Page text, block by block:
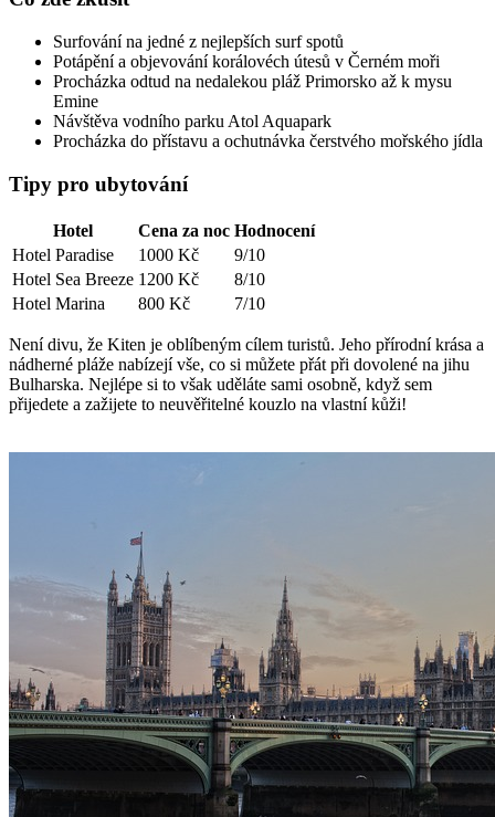
Surfování na jedné z nejlepších surf spotů
Potápění a objevování korálovéch útesů v Černém moři
Procházka odtud na nedalekou pláž Primorsko až k mysu
Emine
Návštěva vodního parku Atol Aquapark
Procházka do přístavu a ochutnávka čerstvého mořského jídla
Tipy pro ubytování
Hotel Cena za noc Hodnocení
Hotel Paradise
1000 Kč
9/10
Hotel Sea Breeze 1200 Kč
8/10
Hotel Marina
800 Kč 7/10
Není divu, že Kiten je oblíbeným cílem turistů. Jeho přírodní krása a
nádherné pláže nabízejí vše, co si můžete přát při dovolené na jihu
Bulharska. Nejlépe si to však uděláte sami osobně, když sem
přijedete a zažijete to neuvěřitelné kouzlo na vlastní kůži!